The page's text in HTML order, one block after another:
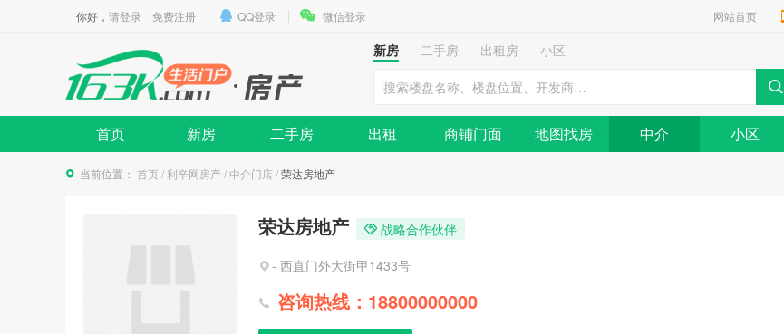
你好， 请登录 免费注册 QQ登录 微信登录 网站首页
新房 二手房 出租房
小区
首页 新房 二手房 出租 商铺门面 地图找房 中介 小区
当前位置： 首页 /利辛网房产/中介门店/荣达房地产
荣达房地产
战略合作伙伴
- 西直门外大街甲1433号
咨询热线：18800000000